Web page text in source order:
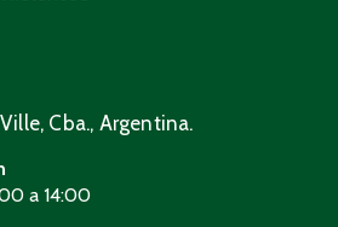
Cba., Argentina.
a 14:00